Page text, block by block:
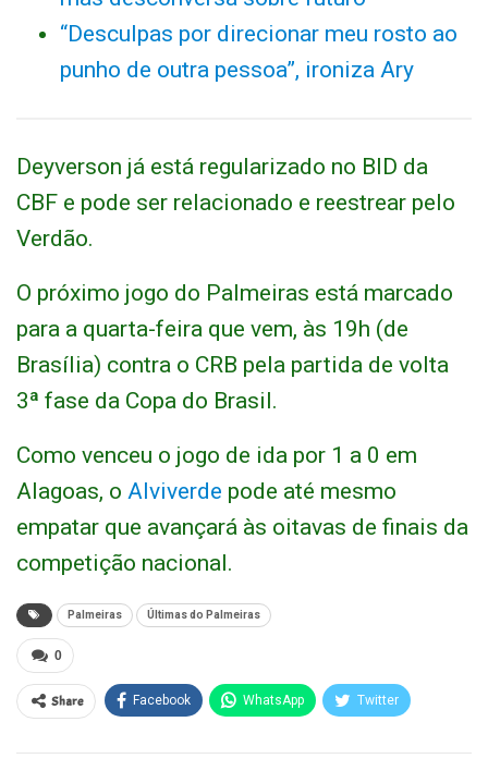
“Desculpas por direcionar meu rosto ao
punho de outra pessoa”, ironiza Ary
Deyverson já está regularizado no BID da
CBF e pode ser relacionado e reestrear pelo
Verdão.
O próximo jogo do Palmeiras está marcado
para a quarta-feira que vem, às 19h (de
Brasília) contra o CRB pela partida de volta
3ª fase da Copa do Brasil.
Como venceu o jogo de ida por 1 a 0 em
Alagoas, o Alviverde pode até mesmo
empatar que avançará às oitavas de finais da
competição nacional.
Palmeiras Últimas do Palmeiras
0
Share Facebook WhatsApp Twitter